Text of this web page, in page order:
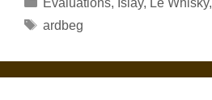
Évaluations, Islay, Le Whisky,
Étiquettes
ardbeg